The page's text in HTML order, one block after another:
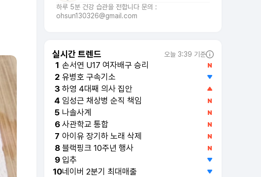
하루 5분 건강 습관을 전합니다 문의 :
ohsun130326@gmail.com
실시간 트렌드 오늘 3:39 기준
1 손서연 U17 여자배구 승리
2 유병호 구속기소
3 하영 4대째 의사 집안
4 임성근 채상병 순직 책임
5 나솔사계
6 사관학교 통합
7 아이유 장기하 노래 삭제
8 블랙핑크 10주년 행사
9 입추
10네이버 2분기 최대매출